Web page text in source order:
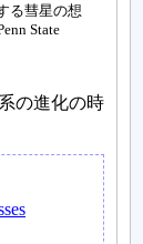
る彗星の想
State
の進化の時